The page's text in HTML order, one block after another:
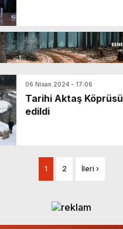
06 Nisan 2024 - 17:06
Tarihi Aktaş
edildi
1 2 İleri ›